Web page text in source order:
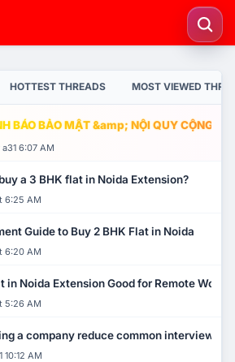
HOTTEST THREADS MOST VIEWED
BÁO BẢO MẬT &amp; NỘI QUY CỘNG
6:07 AM
a 3 BHK flat in Noida Extension?
6:25 AM
Guide to Buy 2 BHK Flat in Noida
6:20 AM
in Noida Extension Good for Remote Work?
5:26 AM
a company reduce common interview
10:12 AM